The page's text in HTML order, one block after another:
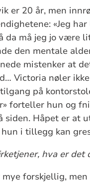
er 20 år, men
«Jeg
da må jeg jo være
den mentale
mistenker at
Victoria nøler
tilgang på
forteller hun og
siden. Håpet er at
i tillegg kan
hva er
forskjellig,